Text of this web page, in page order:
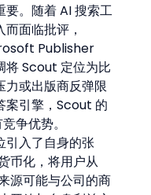
要。随着 AI 搜索工
面临批评，
Publisher
Scout 定位为比
力或出版商反弹限
案引擎，Scout 的
争优势。
引入了自身的张
币化，将用户从
源可能与公司的商